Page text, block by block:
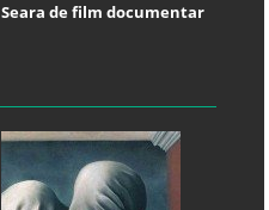
Seara de film documentar